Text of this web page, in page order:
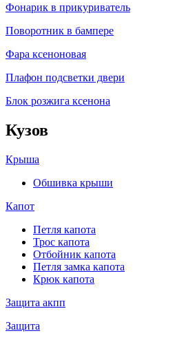
Фонарик в прикуриватель
Поворотник в бампере
Фара ксеноновая
Плафон подсветки двери
Блок розжига ксенона
Кузов
Крыша
Обшивка крыши
Капот
Петля капота
Трос капота
Отбойник капота
Петля замка капота
Крюк капота
Защита акпп
Защита